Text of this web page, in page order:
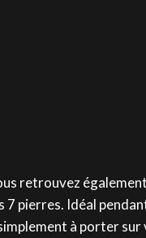
retrouvez
7 pierres. Idéal
à porter sur